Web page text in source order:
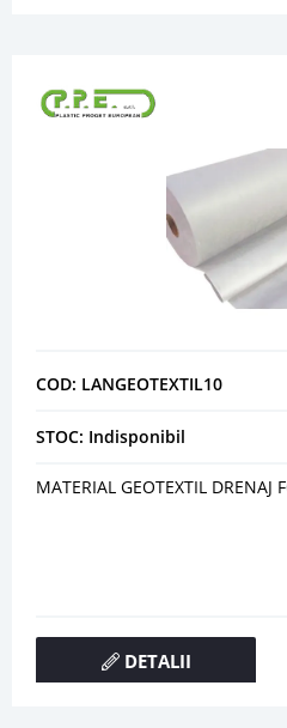
COD: LANGEOTEXTIL10
STOC: Indisponibil
MATERIAL GEOTEXTIL DRENAJ
DETALII